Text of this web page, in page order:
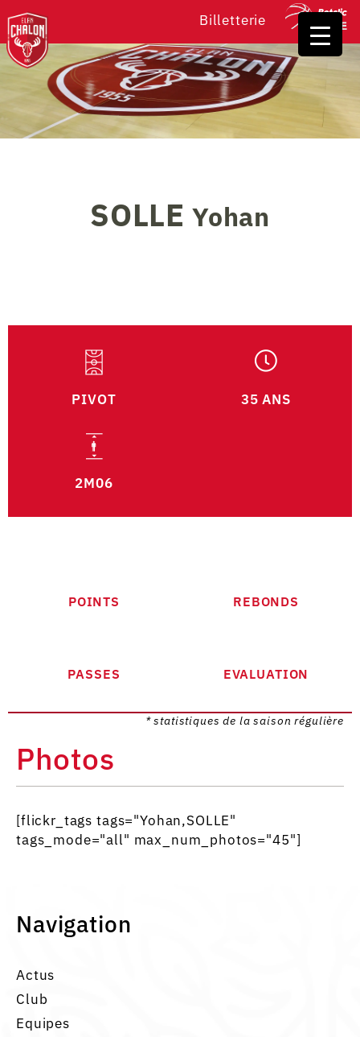
Billetterie
SOLLE Yohan
PIVOT 35 ANS
2M06
POINTS REBONDS
PASSES EVALUATION
* statistiques de la saison régulière
Photos
[flickr_tags tags="Yohan,SOLLE"
tags_mode="all" max_num_photos="45"]
Navigation
Actus
Club
Equipes